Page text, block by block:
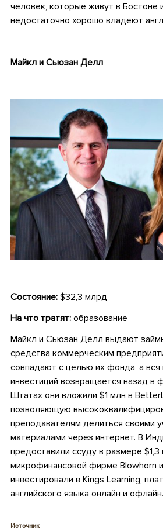
человек, которые живут в Бостоне
недостаточно хорошо владеют
Майкл и Сьюзан Делл
Состояние: $32,3 млрд
На что тратят:образование
Майкл и Сьюзан Делл выдают
средства коммерческим
совпадают с целью их фонда, а вся
инвестиций возвращается назад
Штатах они вложили $1 млн в
позволяющую
преподавателям делиться своими
материалами через интернет. В
предоставили ссуду в размере $1,3
микрофинансовой фирме Blowhorn
инвестировали в Kings Learning,
английского языка онлайн и офлайн.
Источник